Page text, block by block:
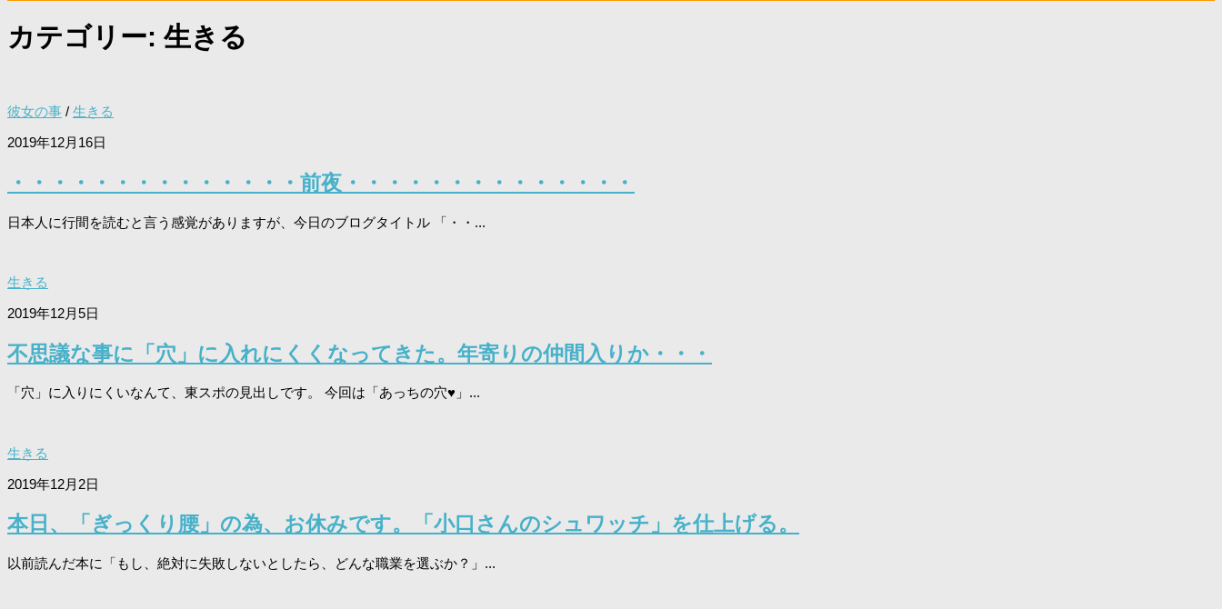
カテゴリー: 生きる
彼女の事 / 生きる
2019年12月16日
・・・・・・・・・・・・・・前夜・・・・・・・・・・・・・・
日本人に行間を読むと言う感覚がありますが、今日のブログタイトル 「・・...
生きる
2019年12月5日
不思議な事に「穴」に入れにくくなってきた。年寄りの仲間入りか・・・
「穴」に入りにくいなんて、東スポの見出しです。 今回は「あっちの穴♥」...
生きる
2019年12月2日
本日、「ぎっくり腰」の為、お休みです。「小口さんのシュワッチ」を仕上げる。
以前読んだ本に「もし、絶対に失敗しないとしたら、どんな職業を選ぶか？」...